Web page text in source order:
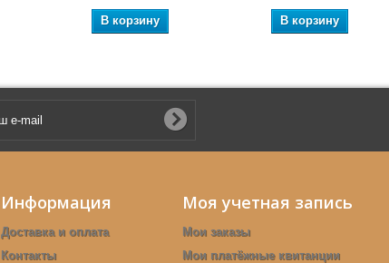
В корзину В корзину
Информация
Доставка и оплата
Контакты
Моя учетная запись
Мои заказы
Мои платёжные квитанции